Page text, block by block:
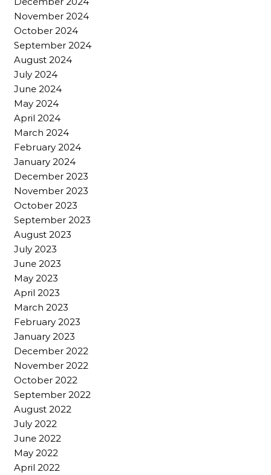
November 2024
October 2024
September 2024
August 2024
July 2024
June 2024
May 2024
April 2024
March 2024
February 2024
January 2024
December 2023
November 2023
October 2023
September 2023
August 2023
July 2023
June 2023
May 2023
April 2023
March 2023
February 2023
January 2023
December 2022
November 2022
October 2022
September 2022
August 2022
July 2022
June 2022
May 2022
April 2022